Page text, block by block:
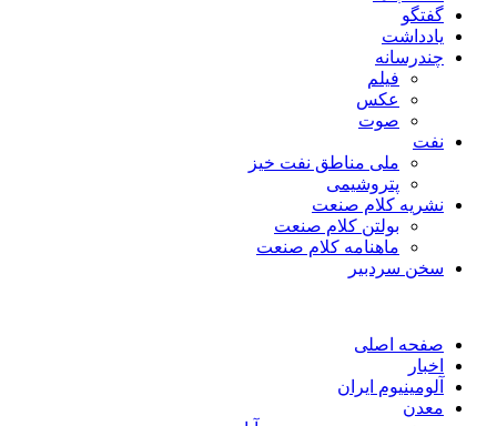
گفتگو
یادداشت
چندرسانه
فیلم
عکس
صوت
نفت
ملی مناطق نفت خیز
پتروشیمی
نشریه کلام صنعت
بولتن کلام صنعت
ماهنامه کلام صنعت
سخن سردبیر
صفحه اصلی
اخبار
آلومینیوم ایران
معدن